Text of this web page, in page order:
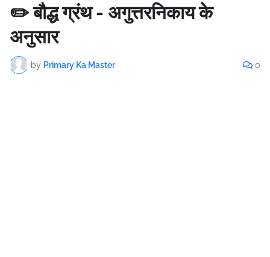
✏️ बौद्ध ग्रंथ - अगुत्तरनिकाय के
अनुसार
by Primary Ka Master 0